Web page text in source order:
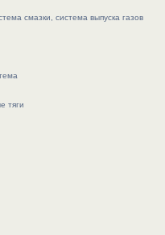
смазки, система выпуска газов
тяги